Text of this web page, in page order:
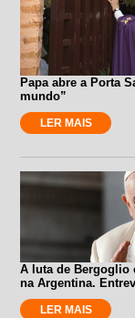
Papa abre a Porta
mundo”
LER MAIS
A luta de Bergoglio
na Argentina.
LER MAIS